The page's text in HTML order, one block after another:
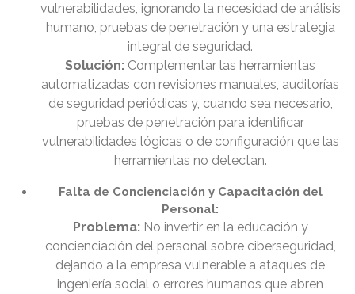
vulnerabilidades, ignorando la necesidad de análisis
humano, pruebas de penetración y una estrategia
integral de seguridad.
Solución: Complementar las herramientas
automatizadas con revisiones manuales, auditorías
de seguridad periódicas y, cuando sea necesario,
pruebas de penetración para identificar
vulnerabilidades lógicas o de configuración que las
herramientas no detectan.
Falta de Concienciación y Capacitación del
Personal:
Problema:No invertir en la educación y
concienciación del personal sobre ciberseguridad,
dejando a la empresa vulnerable a ataques de
ingeniería social o errores humanos que abren